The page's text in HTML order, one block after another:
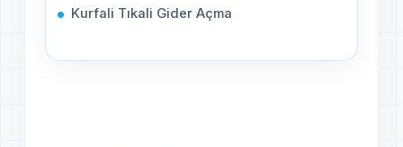
Kurfali Tıkali Gider Açma